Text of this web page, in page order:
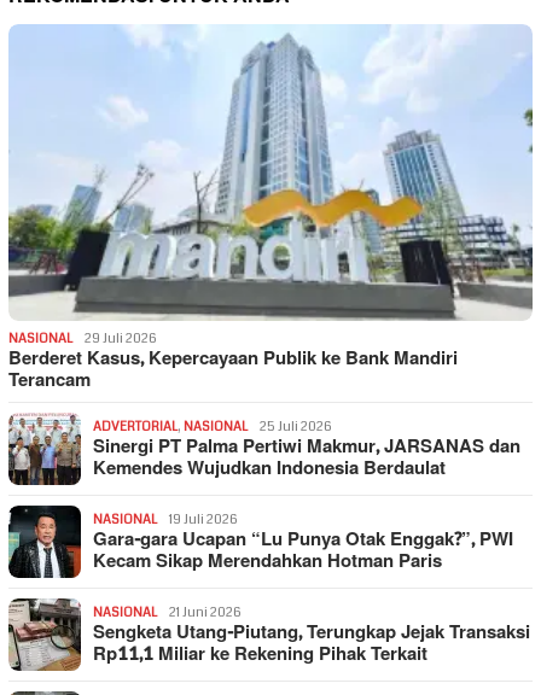
NASIONAL 29 Juli 2026
Berderet Kasus, Kepercayaan Publik ke Bank Mandiri
Terancam
ADVERTORIAL, NASIONAL 25 Juli 2026
Sinergi PT Palma Pertiwi Makmur, JARSANAS dan
Kemendes Wujudkan Indonesia Berdaulat
NASIONAL 19 Juli 2026
Gara-gara Ucapan “Lu Punya Otak Enggak?”, PWI
Kecam Sikap Merendahkan Hotman Paris
NASIONAL 21 Juni 2026
Sengketa Utang-Piutang, Terungkap Jejak Transaksi
Rp11,1 Miliar ke Rekening Pihak Terkait